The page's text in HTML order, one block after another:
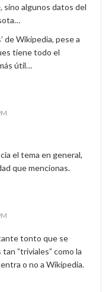
sino algunos datos del
de Wikipedia, pese a
tiene todo el
útil…
el tema en general,
que mencionas.
tonto que se
”triviales” como la
o no a Wikipedia.